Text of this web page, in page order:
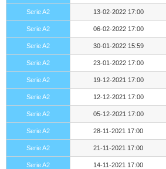
Serie A2 13-02-2022 17:00
Serie A2 06-02-2022 17:00
Serie A2 30-01-2022 15:59
Serie A2 23-01-2022 17:00
Serie A2 19-12-2021 17:00
Serie A2 12-12-2021 17:00
Serie A2 05-12-2021 17:00
Serie A2 28-11-2021 17:00
Serie A2 21-11-2021 17:00
Serie A2 14-11-2021 17:00